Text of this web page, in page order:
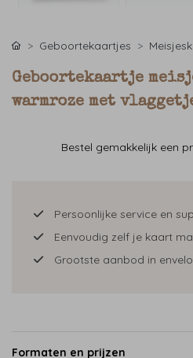
Geboortekaartjes
Geboortekaartje
warmroze met
Bestel gemakkelijk een
Persoonlijke service en
Eenvoudig zelf je kaart
Grootste aanbod in
Formaten en prijzen